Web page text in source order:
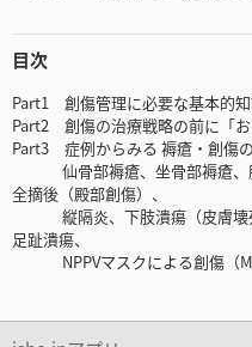
目次
Part1 創傷管理に必要な基本的
Part2 創傷の治療戦略の前に「お
Part3 症例からみる 褥瘡・創傷
仙骨部褥瘡、坐骨部褥瘡、腹
全摘後（殿部創傷）、
縦隔炎、下肢潰瘍（皮膚壊死
足趾潰瘍、
NPPVマスクによる創傷（